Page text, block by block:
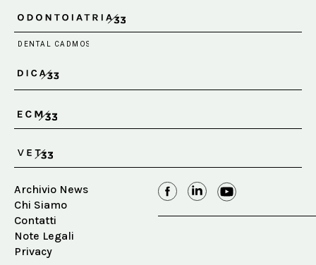
Archivio News
Chi Siamo
Contatti
Note Legali
Privacy